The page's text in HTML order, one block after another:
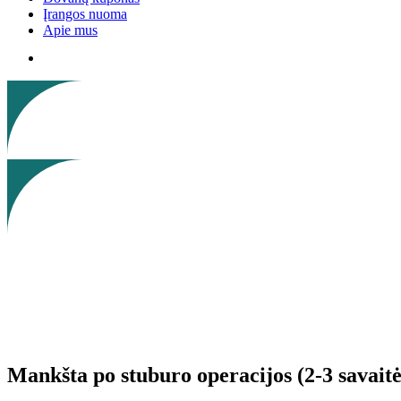
Įrangos nuoma
Apie mus
Mankšta po stuburo operacijos (2-3